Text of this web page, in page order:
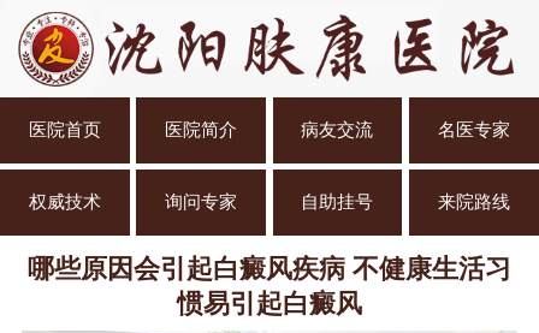
医院首页 医院简介 病友交流 名医专家
权威技术 询问专家 自助挂号 来院路线
哪些原因会引起白癜风疾病 不健康生活习
惯易引起白癜风